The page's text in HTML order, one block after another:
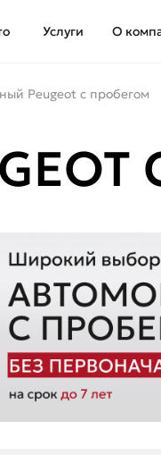
Услуги О
Peugeot с пробегом